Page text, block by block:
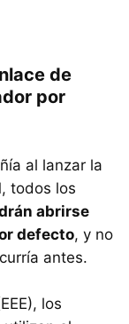
de
por
al lanzar la
todos los
abrirse
defecto, y no
antes.
los